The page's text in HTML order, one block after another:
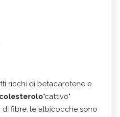
ricchi di betacarotene e
"cattivo"
di fibre, le albicocche sono